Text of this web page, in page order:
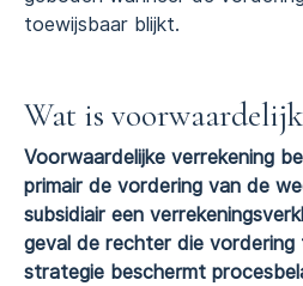
toewijsbaar blijkt.
Wat is
Voorwaardelijke verrekening
primair de vordering van de
subsidiair een
geval de rechter die
strategie beschermt